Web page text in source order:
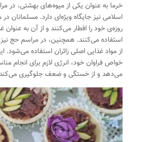
خرما به عنوان یکی از میوه‌های بهشتی، در
اسلامی نیز جایگاه ویژه‌ای دارد. مسلمانان در
روزه‌ی خود را افطار می‌کنند و از آن به
استفاده می‌کنند. همچنین، در مراسم حج
از مواد غذایی اصلی زائران استفاده می‌شود.
خواص فراوان خود، انرژی لازم برای انجام
می‌دهد و از خستگی و ضعف جلوگیری